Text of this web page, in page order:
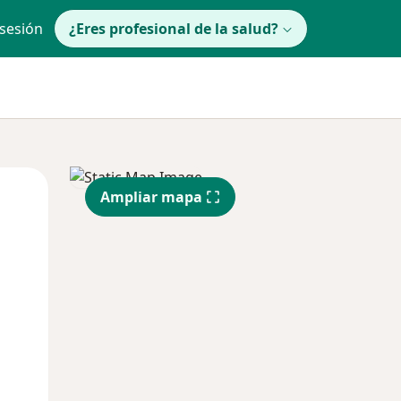
¿Eres profesional de la salud?
Mié
12 Ago
Jue
13 Ago
Ampliar mapa